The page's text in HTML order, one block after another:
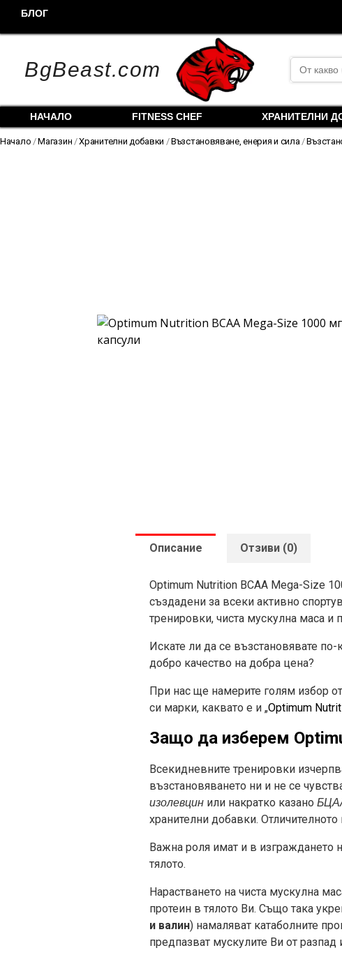
БЛОГ
BgBeast.com Search
for:
НАЧАЛО FITNESS CHEF ХРАНИТЕЛНИ
Начало /Магазин /Хранителни добавки /Възстановяване, енерия и сила /
Описание Отзиви (0)
Optimum Nutrition BCAA Mega-Size
създадени за всеки активно
тренировки, чиста мускулна маса и
Искате ли да се възстановявате
добро качество на добра цена?
При нас ще намерите голям избор
си марки, каквато е и „Optimum
Защо да изберем
Всекидневните тренировки
възстановяването ни и не се
изолевцин или накратко казано
хранителни добавки.
Важна роля имат и в изграждането
тялото.
Нарастването на чиста мускулна
протеин в тялото Ви. Също така
и валин) намаляват катаболните
предпазват мускулите Ви от